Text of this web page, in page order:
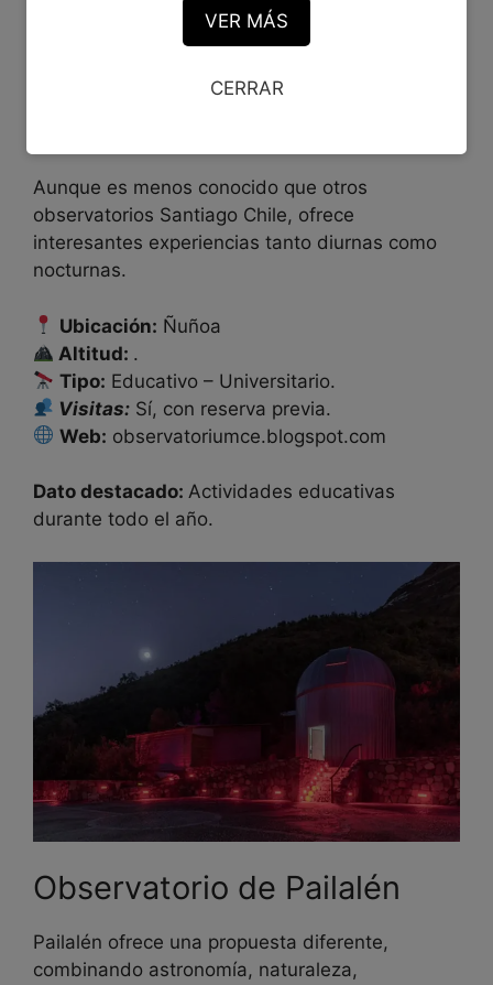
El observatorio de la Universidad Metropolitana
de Ciencias de la Educación desarrolla
Aunque es menos conocido que otros
observatorios Santiago Chile, ofrece
interesantes experiencias tanto diurnas como
nocturnas.
Ubicación: Ñuñoa
Altitud: .
Tipo: Educativo – Universitario.
Visitas: Sí, con reserva previa.
Web: observatoriumce.blogspot.com
Dato destacado: Actividades educativas
durante todo el año.
Observatorio de Pailalén
Pailalén ofrece una propuesta diferente,
combinando astronomía, naturaleza,
VER MÁS
CERRAR